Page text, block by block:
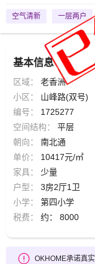
空气清新 一层两户
基本信息
区域： 老香洲
小区：
山峰路(双号)
编号：
1725277
空间结构：
平层
朝向：
南北通
单价：
10417元/㎡
家具：
少量
户型：
3房2厅1卫
小学：
第四小学
税费：
约： 8000
OKHOME承诺真实